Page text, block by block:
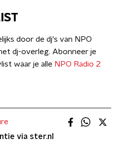
door de dj's van NPO
dj-overleg. Abonneer je
waar je alle NPO Radio 2
via ster.nl